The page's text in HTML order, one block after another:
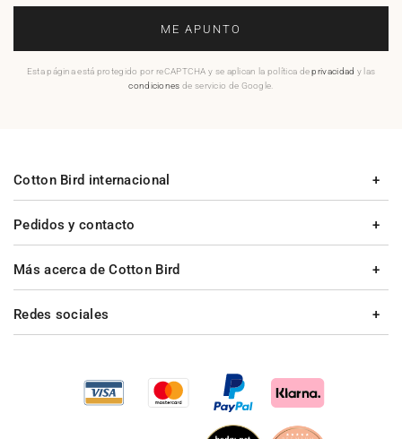
ME APUNTO
Esta página está protegido por reCAPTCHA y se aplican la política deprivacidad y las
condiciones de servicio de Google.
Pedidos y contacto
Más acerca de Cotton Bird
Cotton Bird internacional
Redes sociales